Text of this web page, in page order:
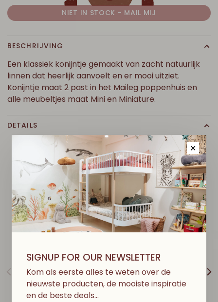
NIET IN STOCK - MAIL MIJ
BESCHRIJVING
Een klassiek konijntje gemaakt van zacht natuurlijk
linnen dat heerlijk aanvoelt en er mooi uitziet.
Konijntje maat 2 past in het Maileg poppenhuis en
alle meubeltjes maat Mini en Miniature.
DETAILS
TVINDJE M I SS NOOKLEUK
✕
SIGNUP FOR OUR NEWSLETTER
Kom als eerste alles te weten over de
nieuwste producten, de mooiste inspiratie
en de beste deals…